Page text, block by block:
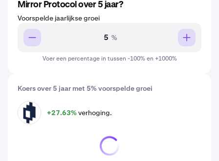
Koers over 5 jaar met 5% voorspelde groei
MIR +27.63%verhoging.
Mirror Protocol over 5 jaar?
Voorspelde jaarlijkse groei
%
Voer een percentage in tussen -100% en +1000%